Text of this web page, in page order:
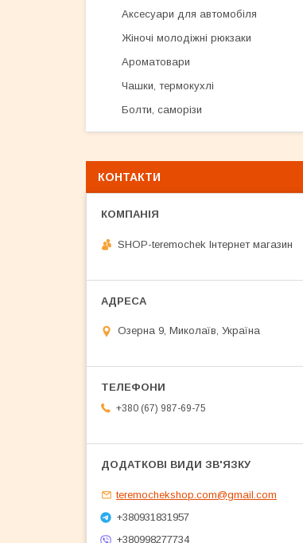
Аксесуари для автомобіля
Жіночі молодіжні рюкзаки
Ароматовари
Чашки, термокухлі
Болти, саморізи
КОНТАКТИ
SHOP-teremochek Інтернет магазин
Озерна 9, Миколаїв, Україна
+380 (67) 987-69-75
teremochekshop.com@gmail.com
+380931831957
+380998277734